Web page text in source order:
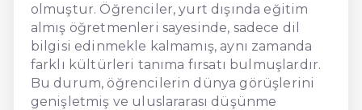
olmuştur. Öğrenciler, yurt dışında eğitim
almış öğretmenleri sayesinde, sadece dil
bilgisi edinmekle kalmamış, aynı zamanda
farklı kültürleri tanıma fırsatı bulmuşlardır.
Bu durum, öğrencilerin dünya görüşlerini
genişletmiş ve uluslararası düşünme